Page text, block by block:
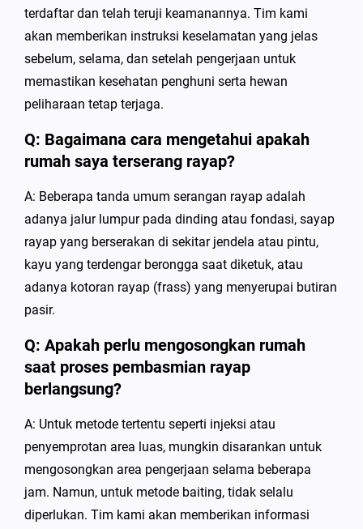
terdaftar dan telah teruji keamanannya. Tim kami
akan memberikan instruksi keselamatan yang jelas
sebelum, selama, dan setelah pengerjaan untuk
memastikan kesehatan penghuni serta hewan
peliharaan tetap terjaga.
Q: Bagaimana cara mengetahui apakah
rumah saya terserang rayap?
A: Beberapa tanda umum serangan rayap adalah
adanya jalur lumpur pada dinding atau fondasi, sayap
rayap yang berserakan di sekitar jendela atau pintu,
kayu yang terdengar berongga saat diketuk, atau
adanya kotoran rayap (frass) yang menyerupai butiran
pasir.
Q: Apakah perlu mengosongkan rumah
saat proses pembasmian rayap
berlangsung?
A: Untuk metode tertentu seperti injeksi atau
penyemprotan area luas, mungkin disarankan untuk
mengosongkan area pengerjaan selama beberapa
jam. Namun, untuk metode baiting, tidak selalu
diperlukan. Tim kami akan memberikan informasi